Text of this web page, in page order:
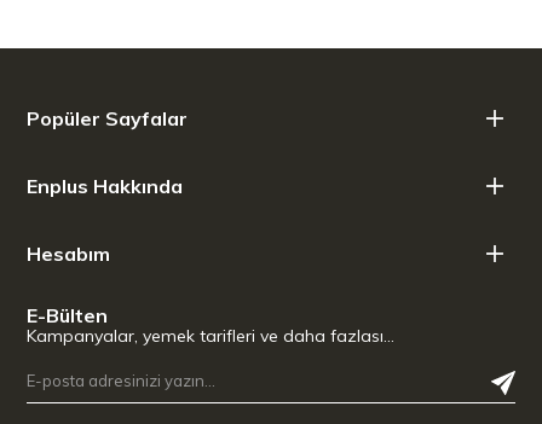
Popüler Sayfalar
Enplus Hakkında
Hesabım
E-Bülten
Kampanyalar, yemek tarifleri ve daha fazlası…